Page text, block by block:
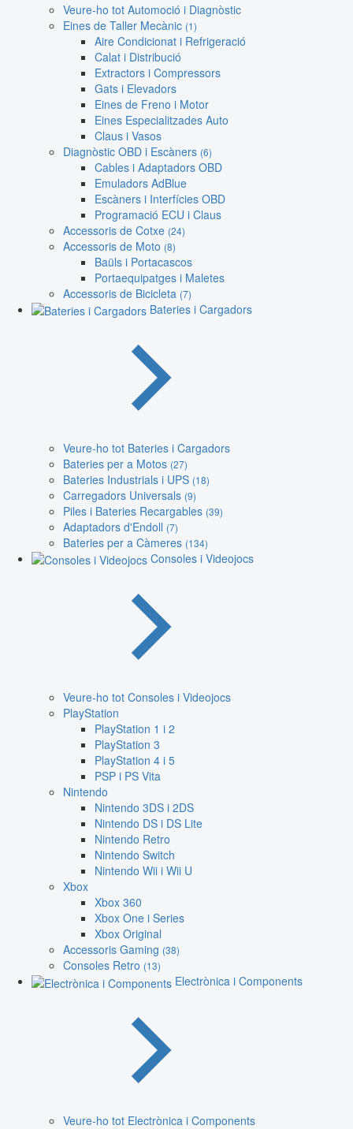
Veure-ho tot Automoció i Diagnòstic
Eines de Taller Mecànic (1)
Aire Condicionat i Refrigeració
Calat i Distribució
Extractors i Compressors
Gats i Elevadors
Eines de Freno i Motor
Eines Especialitzades Auto
Claus i Vasos
Diagnòstic OBD i Escàners (6)
Cables i Adaptadors OBD
Emuladors AdBlue
Escàners i Interfícies OBD
Programació ECU i Claus
Accessoris de Cotxe (24)
Accessoris de Moto (8)
Baüls i Portacascos
Portaequipatges i Maletes
Accessoris de Bicicleta (7)
Bateries i Cargadors
Veure-ho tot Bateries i Cargadors
Bateries per a Motos (27)
Bateries Industrials i UPS (18)
Carregadors Universals (9)
Piles i Bateries Recargables (39)
Adaptadors d'Endoll (7)
Bateries per a Càmeres (134)
Consoles i Videojocs
Veure-ho tot Consoles i Videojocs
PlayStation
PlayStation 1 i 2
PlayStation 3
PlayStation 4 i 5
PSP i PS Vita
Nintendo
Nintendo 3DS i 2DS
Nintendo DS i DS Lite
Nintendo Retro
Nintendo Switch
Nintendo Wii i Wii U
Xbox
Xbox 360
Xbox One i Series
Xbox Original
Accessoris Gaming (38)
Consoles Retro (13)
Electrònica i Components
Veure-ho tot Electrònica i Components